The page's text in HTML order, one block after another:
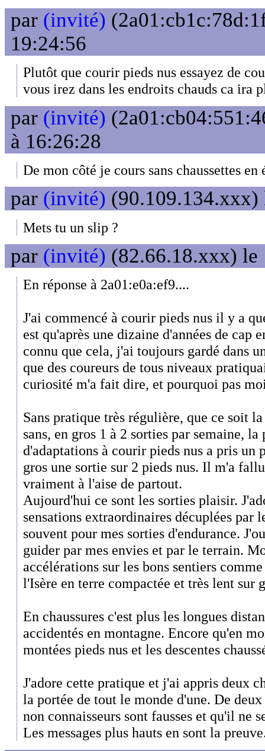
par (invité)
19:24:56
Plutôt que courir pieds nus essayez de
vous irez dans les endroits chauds ca ira
par (invité)
à 16:26:28
De mon côté je cours sans chaussettes
par (invité) (90.109.134.xxx)
Mets tu un slip ?
par (invité) (82.66.18.xxx) le
En réponse à 2a01:e0a:ef9....
J'ai commencé à courir pieds nus il y a
est qu'après une dizaine d'années de cap
connu que cela, j'ai toujours gardé dans
que des coureurs de tous niveaux
curiosité m'a fait dire, et pourquoi pas
Sans pratique très régulière, que ce soit
sans, en gros 1 à 2 sorties par semaine,
d'adaptations à courir pieds nus a pris un
gros une sortie sur 2 pieds nus. Il m'a
vraiment à l'aise de partout.
Aujourd'hui ce sont les sorties plaisir.
sensations extraordinaires décuplées par
souvent pour mes sorties d'endurance.
guider par mes envies et par le terrain.
accélérations sur les bons sentiers
l'Isère en terre compactée et très lent sur
En chaussures c'est plus les longues
accidentés en montagne. Encore qu'en
montées pieds nus et les descentes
J'adore cette pratique et j'ai appris deux
la portée de tout le monde d'une. De
non connaisseurs sont fausses et qu'il ne
Les messages plus hauts en sont la